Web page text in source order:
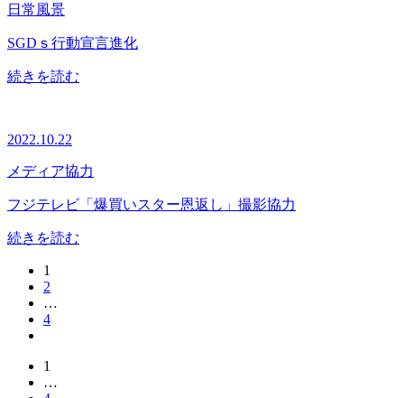
日常風景
SGDｓ行動宣言進化
続きを読む
2022.10.22
メディア協力
フジテレビ「爆買いスター恩返し」撮影協力
続きを読む
1
2
…
4
1
…